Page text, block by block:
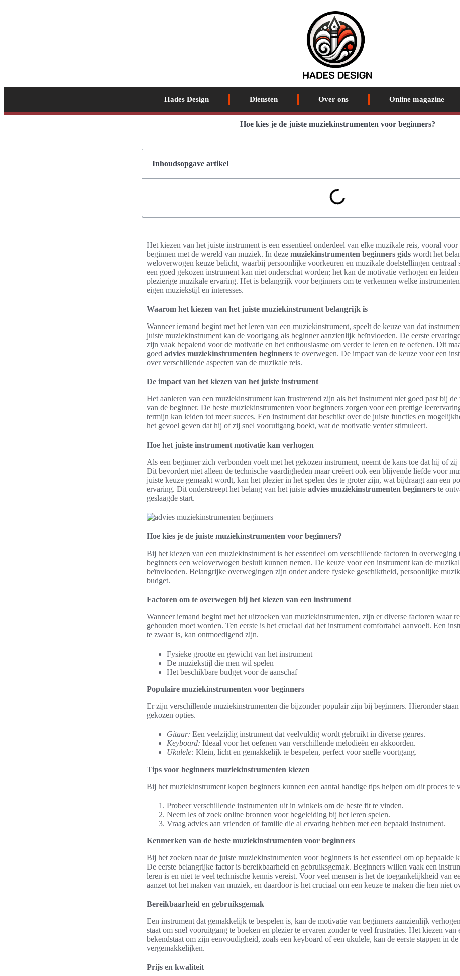
Hades Design Diensten Over ons Online magazine
Hoe kies je de juiste muziekinstrumenten voor beginners?
Inhoudsopgave artikel
Het kiezen van het juiste instrument is een essentieel onderdeel van elke muzikale reis, vooral
beginnen met de wereld van muziek. In deze muziekinstrumenten beginners gids wordt het
weloverwogen keuze belicht, waarbij persoonlijke voorkeuren en muzikale doelstellingen centraal
een goed gekozen instrument kan niet onderschat worden; het kan de motivatie verhogen en leiden
plezierige muzikale ervaring. Het is belangrijk voor beginners om te verkennen welke
eigen muziekstijl en interesses.
Waarom het kiezen van het juiste muziekinstrument belangrijk is
Wanneer iemand begint met het leren van een muziekinstrument, speelt de keuze van dat
juiste muziekinstrument kan de voortgang als beginner aanzienlijk beïnvloeden. De eerste
zijn vaak bepalend voor de motivatie en het enthousiasme om verder te leren en te oefenen. Dit
goed advies muziekinstrumenten beginners te overwegen. De impact van de keuze voor een
over verschillende aspecten van de muzikale reis.
De impact van het kiezen van het juiste instrument
Het aanleren van een muziekinstrument kan frustrerend zijn als het instrument niet goed past bij de
van de beginner. De beste muziekinstrumenten voor beginners zorgen voor een prettige
termijn kan leiden tot meer succes. Een instrument dat beschikt over de juiste functies en
het gevoel geven dat hij of zij snel vooruitgang boekt, wat de motivatie verder stimuleert.
Hoe het juiste instrument motivatie kan verhogen
Als een beginner zich verbonden voelt met het gekozen instrument, neemt de kans toe dat hij of
Dit bevordert niet alleen de technische vaardigheden maar creëert ook een blijvende liefde voor
juiste keuze gemaakt wordt, kan het plezier in het spelen des te groter zijn, wat bijdraagt aan een
ervaring. Dit onderstreept het belang van het juiste advies muziekinstrumenten beginners te
geslaagde start.
Hoe kies je de juiste muziekinstrumenten voor beginners?
Bij het kiezen van een muziekinstrument is het essentieel om verschillende factoren in overweging
beginners een weloverwogen besluit kunnen nemen. De keuze voor een instrument kan de
beïnvloeden. Belangrijke overwegingen zijn onder andere fysieke geschiktheid, persoonlijke
budget.
Factoren om te overwegen bij het kiezen van een instrument
Wanneer iemand begint met het uitzoeken van muziekinstrumenten, zijn er diverse factoren waar
gehouden moet worden. Ten eerste is het cruciaal dat het instrument comfortabel aanvoelt. Een
te zwaar is, kan ontmoedigend zijn.
Fysieke grootte en gewicht van het instrument
De muziekstijl die men wil spelen
Het beschikbare budget voor de aanschaf
Populaire muziekinstrumenten voor beginners
Er zijn verschillende muziekinstrumenten die bijzonder populair zijn bij beginners. Hieronder staan
gekozen opties.
Gitaar: Een veelzijdig instrument dat veelvuldig wordt gebruikt in diverse genres.
Keyboard: Ideaal voor het oefenen van verschillende melodieën en akkoorden.
Ukulele: Klein, licht en gemakkelijk te bespelen, perfect voor snelle voortgang.
Tips voor beginners muziekinstrumenten kiezen
Bij het muziekinstrument kopen beginners kunnen een aantal handige tips helpen om dit proces te
Probeer verschillende instrumenten uit in winkels om de beste fit te vinden.
Neem les of zoek online bronnen voor begeleiding bij het leren spelen.
Vraag advies aan vrienden of familie die al ervaring hebben met een bepaald instrument.
Kenmerken van de beste muziekinstrumenten voor beginners
Bij het zoeken naar de juiste muziekinstrumenten voor beginners is het essentieel om op bepaalde
De eerste belangrijke factor is bereikbaarheid en gebruiksgemak. Beginners willen vaak een
leren is en niet te veel technische kennis vereist. Voor veel mensen is het de toegankelijkheid van
aanzet tot het maken van muziek, en daardoor is het cruciaal om een keuze te maken die hen niet
Bereikbaarheid en gebruiksgemak
Een instrument dat gemakkelijk te bespelen is, kan de motivatie van beginners aanzienlijk
staat om snel vooruitgang te boeken en plezier te ervaren zonder te veel frustraties. Het kiezen van
bekendstaat om zijn eenvoudigheid, zoals een keyboard of een ukulele, kan de eerste stappen in
vergemakkelijken.
Prijs en kwaliteit